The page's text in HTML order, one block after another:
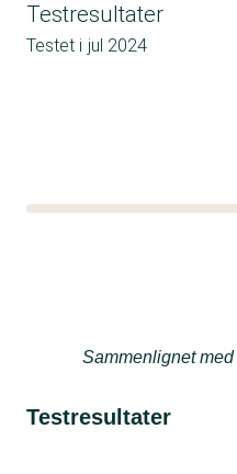
Testresultater
Testet i jul 2024
Sammenlignet med
Testresultater